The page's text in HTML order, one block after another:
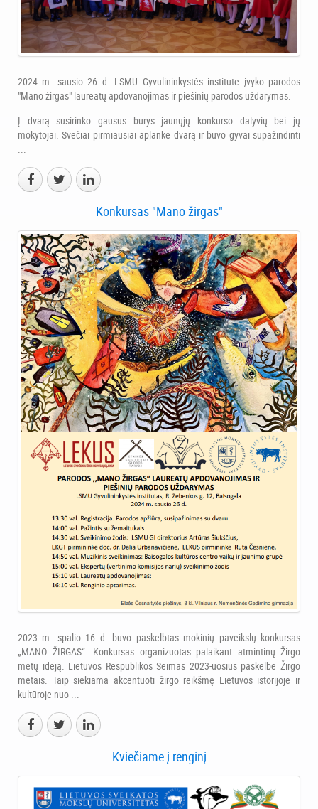
2024 m. sausio 26 d. LSMU Gyvulininkystės institute įvyko parodos
"Mano žirgas" laureatų apdovanojimas ir piešinių parodos uždarymas.
Į dvarą susirinko gausus burys jaunųjų konkurso dalyvių bei jų
mokytojai. Svečiai pirmiausiai aplankė dvarą ir buvo gyvai supažindinti
Konkursas "Mano žirgas"
2023 m. spalio 16 d. buvo paskelbtas mokinių paveikslų konkursas
„MANO ŽIRGAS“. Konkursas organizuotas palaikant atmintinų Žirgo
metų idėją. Lietuvos Respublikos Seimas 2023-uosius paskelbė Žirgo
metais. Taip siekiama akcentuoti žirgo reikšmę Lietuvos istorijoje ir
kultūroje nuo ...
Kviečiame į renginį